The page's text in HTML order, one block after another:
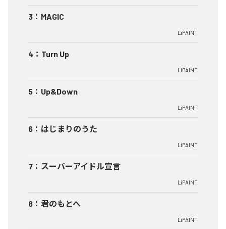
3 ： MAGIC
LiPAINT
4 ： Turn Up
LiPAINT
5 ： Up&Down
LiPAINT
6 ： はじまりのうた
LiPAINT
7 ： スーパーアイドル宣言
LiPAINT
8 ： 君のもとへ
LiPAINT